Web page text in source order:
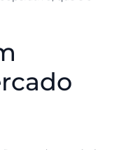
lucro. O objetivo é
os seus próprios
ou uma
cooperativo, que é o